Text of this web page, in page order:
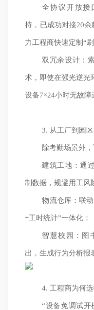
全协议开放接
持，已成功对接20余
力工程商快速定制“
双冗余设计：
术，即使在强光逆光
设备7×24小时无故障
3. 从工厂到园
除考勤场景外
建筑工地：通
制数据，规避用工风
物流仓库：联
+工时统计”一体化；
智慧校园：图
出，生成行为分析报
4. 工程商为何
“设备免调试开